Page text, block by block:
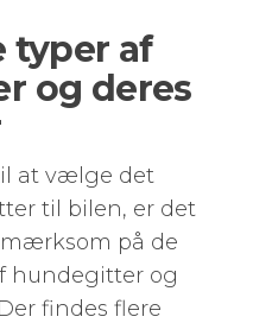
typer af
og deres
at vælge det
til bilen, er det
på de
hundegitter og
findes flere